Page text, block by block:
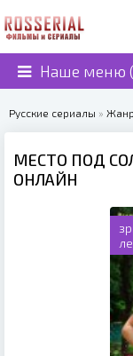
Наше меню
Русские сериалы »
МЕСТО ПОД
ОНЛАЙН